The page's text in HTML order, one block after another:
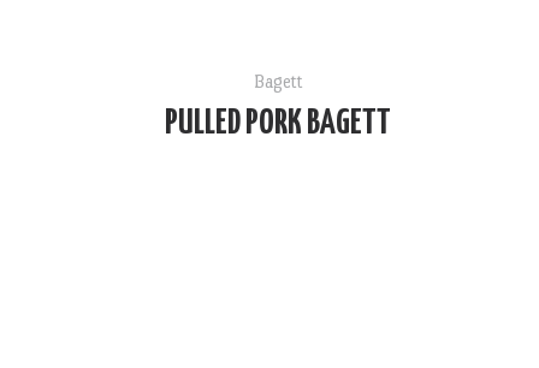
Bagett
PULLED PORK BAGETT